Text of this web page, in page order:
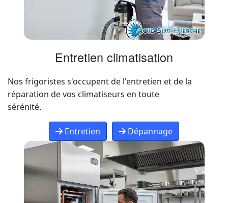
Entretien climatisation
Nos frigoristes s'occupent de l'entretien et de la
réparation de vos climatiseurs en toute
sérénité.
Entretien Dépannage